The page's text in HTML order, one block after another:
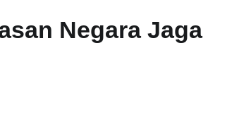
Negara Jaga